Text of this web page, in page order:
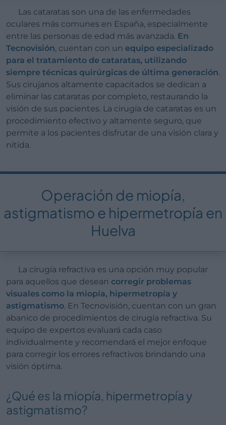
Las cataratas son una de las enfermedades
oculares más comunes en España, especialmente
entre las personas de edad más avanzada. En
Tecnovisión, cuentan con un equipo especializado
para el tratamiento de cataratas, utilizando
siempre técnicas quirúrgicas de última generación.
Sus cirujanos altamente capacitados se dedican a
eliminar las cataratas por completo, restaurando la
visión de sus pacientes. La cirugía de cataratas es un
procedimiento efectivo y altamente seguro, que
permite a los pacientes disfrutar de una visión clara y
nítida.
Operación de miopía,
astigmatismo e hipermetropía en
Huelva
La cirugía refractiva es una opción muy popular
para aquellos que desean corregir problemas
visuales como la miopía, hipermetropía y
astigmatismo. En Tecnovisión, cuentan con un gran
abanico de procedimientos de cirugía refractiva. Su
equipo de expertos evaluará cada caso
individualmente y recomendará el mejor enfoque
para corregir los errores refractivos brindando una
visión óptima.
¿Qué es la miopía, hipermetropía y
astigmatismo?